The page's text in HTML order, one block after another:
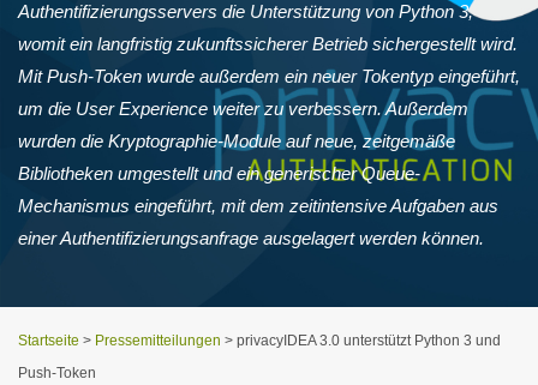
Authentifizierungsservers die Unterstützung von Python 3,
womit ein langfristig zukunftssicherer Betrieb sichergestellt wird.
Mit Push-Token wurde außerdem ein neuer Tokentyp eingeführt,
um die User Experience weiter zu verbessern. Außerdem
wurden die Kryptographie-Module auf neue, zeitgemäße
Bibliotheken umgestellt und ein generischer Queue-
Mechanismus eingeführt, mit dem zeitintensive Aufgaben aus
einer Authentifizierungsanfrage ausgelagert werden können.
Startseite > Pressemitteilungen > privacyIDEA 3.0 unterstützt Python 3 und
Push-Token